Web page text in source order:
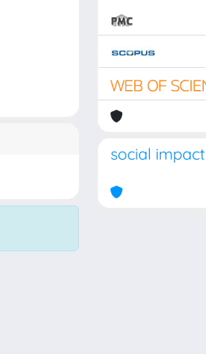
social impact